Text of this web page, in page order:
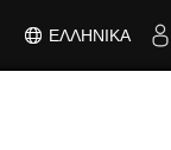
ΕΛΛΗΝΙΚΆ